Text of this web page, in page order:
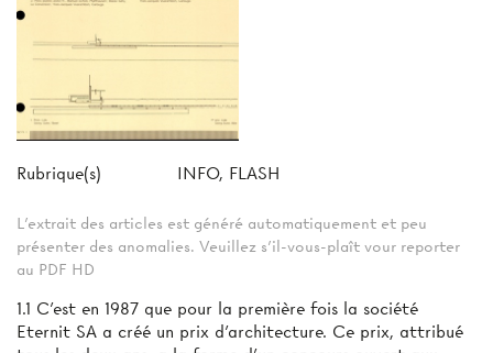
Rubrique(s) INFO, FLASH
L'extrait des articles est généré automatiquement et peu
présenter des anomalies. Veuillez s'il-vous-plaît vour reporter
au PDF HD
1.1 C'est en 1987 que pour la première fois la société
Eternit SA a créé un prix d'architecture. Ce prix, attribué